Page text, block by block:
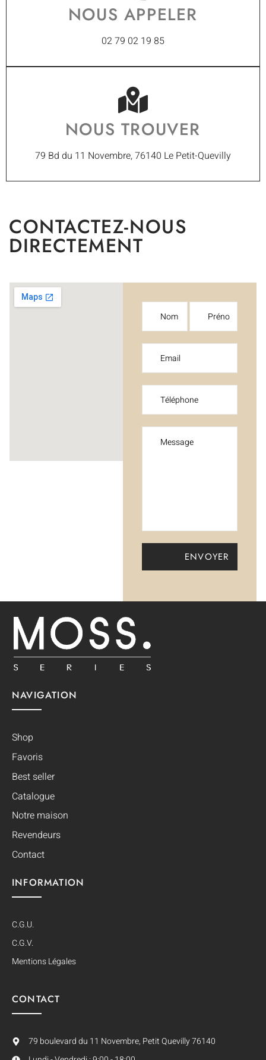
NOUS APPELER
02 79 02 19 85
NOUS TROUVER
79 Bd du 11 Novembre, 76140 Le Petit-Quevilly
CONTACTEZ-NOUS
DIRECTEMENT
NAVIGATION
Shop
Favoris
Best seller
Catalogue
Notre maison
Revendeurs
Contact
INFORMATION
C.G.U.
C.G.V.
Mentions Légales
CONTACT
79 boulevard du 11 Novembre, Petit Quevilly 76140